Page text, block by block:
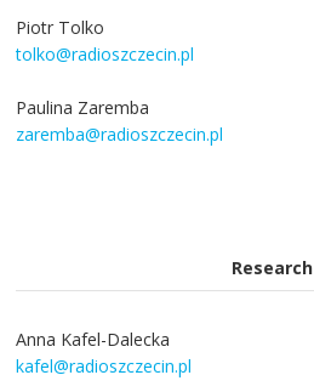
Piotr Tolko
tolko@radioszczecin.pl
Paulina Zaremba
zaremba@radioszczecin.pl
Research
Anna Kafel-Dalecka
kafel@radioszczecin.pl